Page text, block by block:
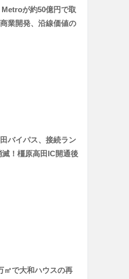
が約50億円で取
業開発、沿線価値の
バイパス、接続ラン
！橿原高田IC開通後
㎡で大和ハウスの再